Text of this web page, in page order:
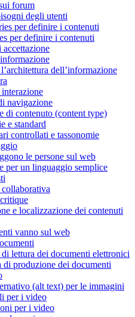
forum
degli utenti
per definire i contenuti
per definire i contenuti
dell’informazione
navigazione
di contenuto (content type)
e standard
controllati e tassonomie
le persone sul web
per un linguaggio semplice
e localizzazione dei contenuti
vanno sul web
lettura dei documenti elettronici
produzione dei documenti
(alt text) per le immagini
per i video
per i video